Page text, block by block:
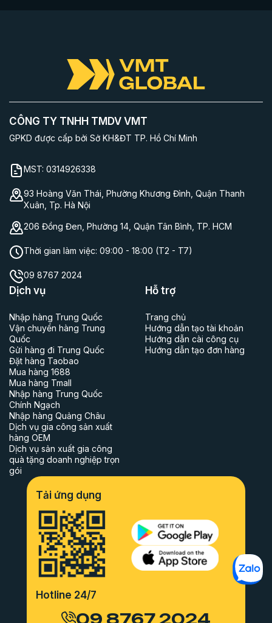
CÔNG TY TNHH TMDV VMT
GPKD được cấp bởi Sở KH&ĐT TP. Hồ Chí Minh
MST: 0314926338
93 Hoàng Văn Thái, Phường Khương Đình, Quận Thanh
Xuân, Tp. Hà Nội
206 Đồng Đen, Phường 14, Quận Tân Bình, TP. HCM
Thời gian làm việc: 09:00 - 18:00 (T2 - T7)
09 8767 2024
Dịch vụ
Nhập hàng Trung Quốc
Vận chuyển hàng Trung
Quốc
Gửi hàng đi Trung Quốc
Đặt hàng Taobao
Mua hàng 1688
Mua hàng Tmall
Nhập hàng Trung Quốc
Chính Ngạch
Nhập hàng Quảng Châu
Dịch vụ gia công sản xuất
hàng OEM
Dịch vụ sản xuất gia công
quà tặng doanh nghiệp trọn
gói
Hỗ trợ
Trang chủ
Hướng dẫn tạo tài khoản
Hướng dẫn cài công cụ
Hướng dẫn tạo đơn hàng
Tải ứng dụng
Hotline 24/7
09 8767 2024